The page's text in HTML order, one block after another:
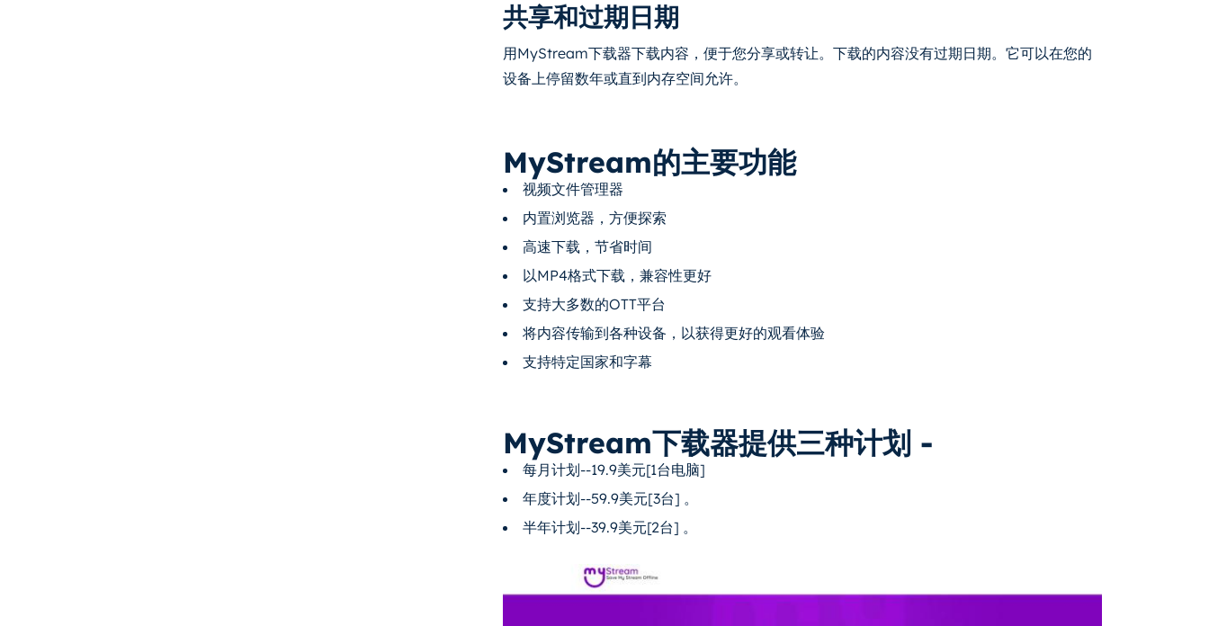
共享和过期日期
用MyStream下载器下载内容，便于您分享或转让。下载的内容没有过期日期。它可以在您的
设备上停留数年或直到内存空间允许。
MyStream的主要功能
视频文件管理器
内置浏览器，方便探索
高速下载，节省时间
以MP4格式下载，兼容性更好
支持大多数的OTT平台
将内容传输到各种设备，以获得更好的观看体验
支持特定国家和字幕
MyStream下载器提供三种计划 -
每月计划--19.9美元[1台电脑]
年度计划--59.9美元[3台] 。
半年计划--39.9美元[2台] 。